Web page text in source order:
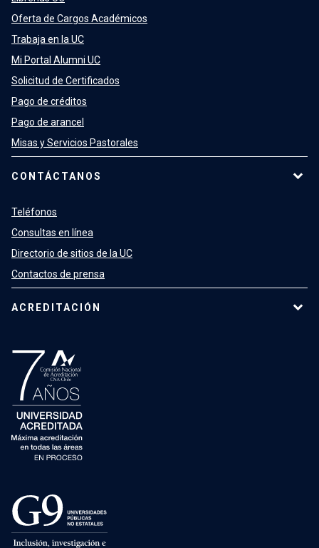
Oferta de Cargos Académicos
Trabaja en la UC
Mi Portal Alumni UC
Solicitud de Certificados
Pago de créditos
Pago de arancel
Misas y Servicios Pastorales
CONTÁCTANOS
Teléfonos
Consultas en línea
Directorio de sitios de la UC
Contactos de prensa
ACREDITACIÓN